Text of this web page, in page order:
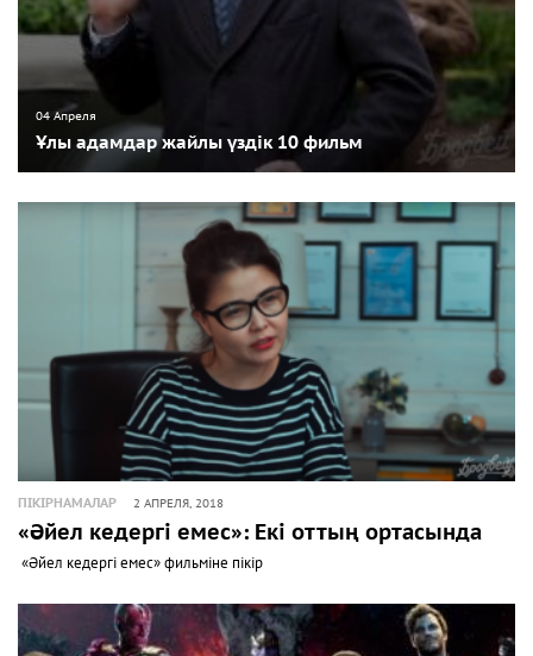
04 Апреля
Ұлы адамдар жайлы үздік 10 фильм
ПІКІРНАМАЛАР 2 АПРЕЛЯ, 2018
«Әйел кедергі емес»: Екі оттың ортасында
«Әйел кедергі емес» фильміне пікір